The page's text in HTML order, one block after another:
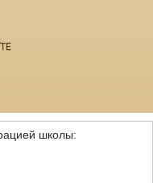
школы: